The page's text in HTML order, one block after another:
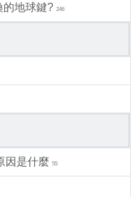
的地球鍵? 246
因是什麼 55